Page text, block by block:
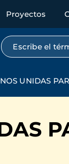
Proyectos
Búsqueda
UNIDAS